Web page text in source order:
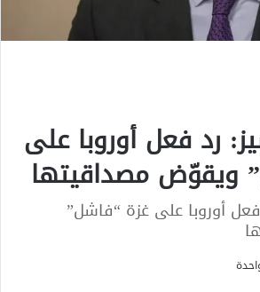
رد فعل أوروبا على
ويقوّض مصداقيتها
أوروبا على غزة “فاشل”